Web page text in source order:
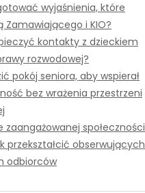
wyjaśnienia, które
Zamawiającego i KIO?
kontakty z dzieckiem
rozwodowej?
pokój seniora, aby wspierał
bez wrażenia przestrzeni
zaangażowanej społeczności
przekształcić obserwujących
odbiorców